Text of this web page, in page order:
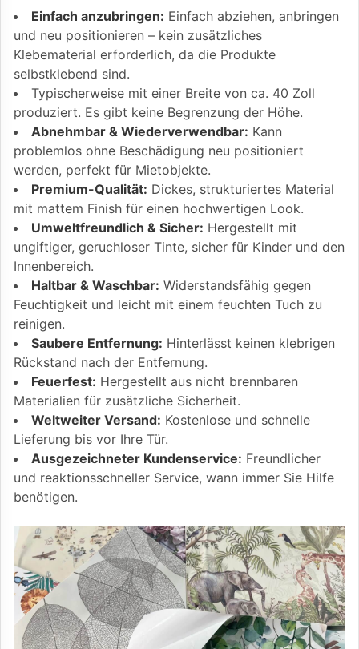
Einfach anzubringen: Einfach abziehen, anbringen
und neu positionieren – kein zusätzliches
Klebematerial erforderlich, da die Produkte
selbstklebend sind.
Typischerweise mit einer Breite von ca. 40 Zoll
produziert. Es gibt keine Begrenzung der Höhe.
Abnehmbar & Wiederverwendbar: Kann
problemlos ohne Beschädigung neu positioniert
werden, perfekt für Mietobjekte.
Premium-Qualität: Dickes, strukturiertes Material
mit mattem Finish für einen hochwertigen Look.
Umweltfreundlich & Sicher: Hergestellt mit
ungiftiger, geruchloser Tinte, sicher für Kinder und den
Innenbereich.
Haltbar & Waschbar: Widerstandsfähig gegen
Feuchtigkeit und leicht mit einem feuchten Tuch zu
reinigen.
Saubere Entfernung: Hinterlässt keinen klebrigen
Rückstand nach der Entfernung.
Feuerfest: Hergestellt aus nicht brennbaren
Materialien für zusätzliche Sicherheit.
Weltweiter Versand: Kostenlose und schnelle
Lieferung bis vor Ihre Tür.
Ausgezeichneter Kundenservice: Freundlicher
und reaktionsschneller Service, wann immer Sie Hilfe
benötigen.